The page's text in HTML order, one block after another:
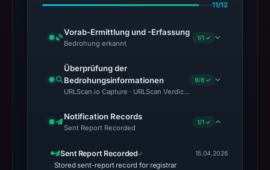
11/12
Vorab-Ermittlung und -Erfassung
Bedrohung erkannt
1/1 ✓
Überprüfung der
Bedrohungsinformationen
URLScan.io Capture · URLScan Verdict · Cloudflare Radar
8/8 ✓
Notification Records
Sent Report Recorded
1/1 ✓
Sent Report Recorded
Stored sent-report record for registrar
15.04.2026